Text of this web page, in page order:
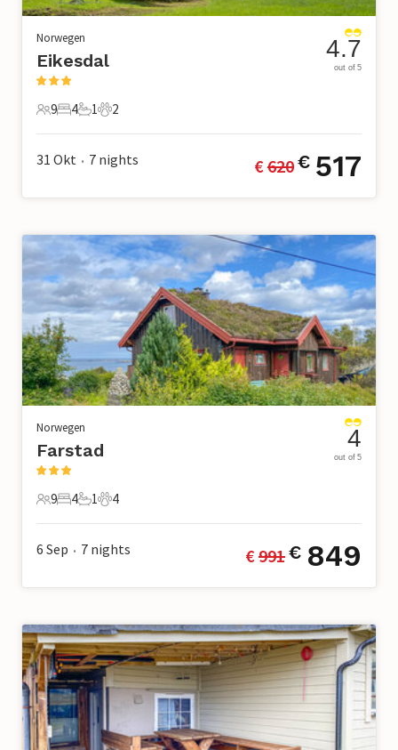
Norwegen
Eikesdal
9 Gäste
9
4 Schlafzimmer
4
1 Badezimmer
1
2 Haustiere
2
4.7
out of 5
31 Okt • 7 nights € 620€ 517
Norwegen
Farstad
9 Gäste
9
4 Schlafzimmer
4
1 Badezimmer
1
4 Haustiere
4
4
out of 5
6 Sep • 7 nights € 991€ 849